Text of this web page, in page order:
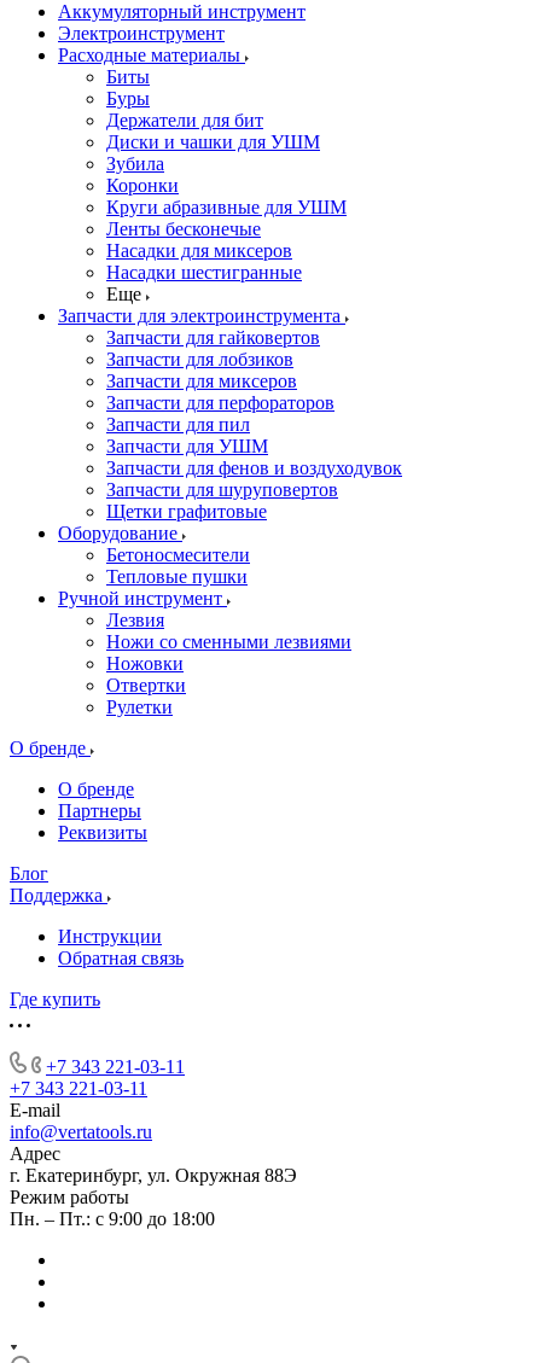
Аккумуляторный инструмент
Электроинструмент
Расходные материалы
Биты
Буры
Держатели для бит
Диски и чашки для УШМ
Зубила
Коронки
Круги абразивные для УШМ
Ленты бесконечые
Насадки для миксеров
Насадки шестигранные
Еще
Запчасти для электроинструмента
Запчасти для гайковертов
Запчасти для лобзиков
Запчасти для миксеров
Запчасти для перфораторов
Запчасти для пил
Запчасти для УШМ
Запчасти для фенов и воздуходувок
Запчасти для шуруповертов
Щетки графитовые
Оборудование
Бетоносмесители
Тепловые пушки
Ручной инструмент
Лезвия
Ножи со сменными лезвиями
Ножовки
Отвертки
Рулетки
О бренде
О бренде
Партнеры
Реквизиты
Блог
Поддержка
Инструкции
Обратная связь
Где купить
+7 343 221-03-11
+7 343 221-03-11
E-mail
info@vertatools.ru
Адрес
г. Екатеринбург, ул. Окружная 88Э
Режим работы
Пн. – Пт.: с 9:00 до 18:00